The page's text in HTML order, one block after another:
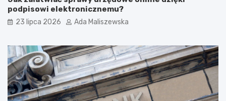
podpisowi elektronicznemu?
23 lipca 2026 Ada Maliszewska